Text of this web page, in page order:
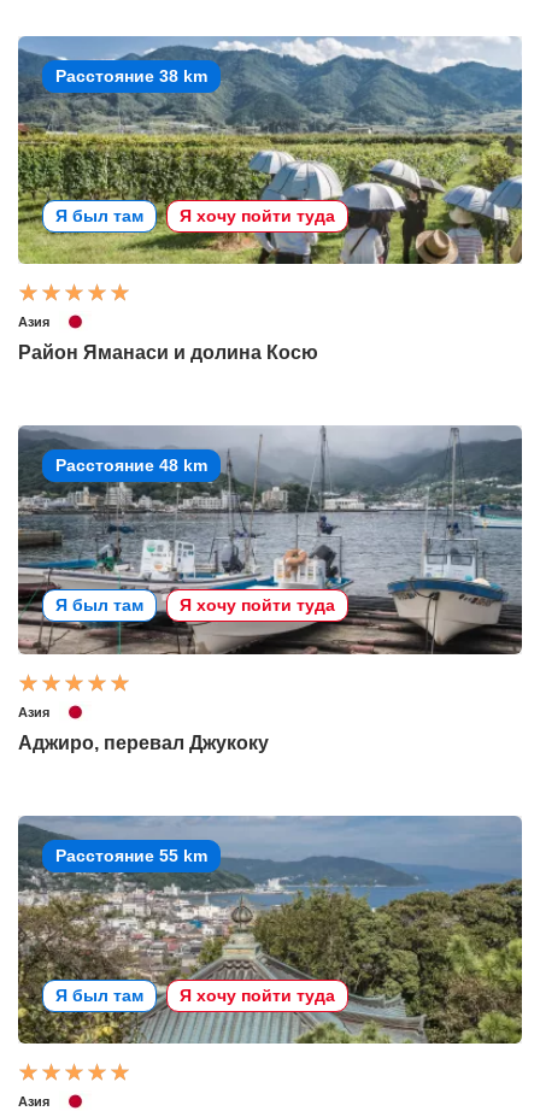
Расстояние 38 km
Я был там Я хочу пойти туда
Азия
Район Яманаси и долина Косю
Расстояние 48 km
Я был там Я хочу пойти туда
Азия
Аджиро, перевал Джукоку
Расстояние 55 km
Я был там Я хочу пойти туда
Азия